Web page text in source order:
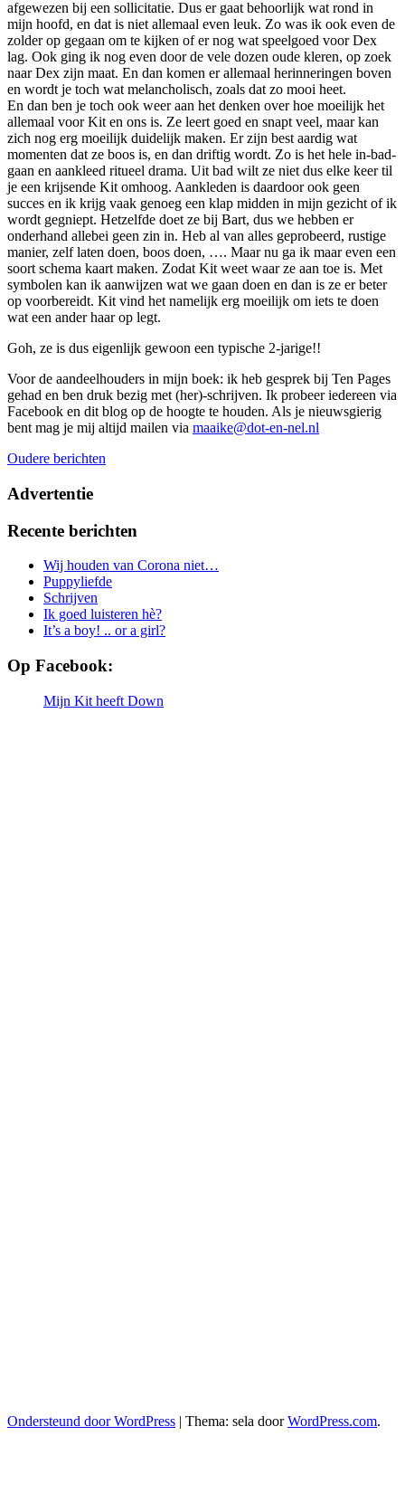
afgewezen bij een sollicitatie. Dus er gaat behoorlijk wat rond in
mijn hoofd, en dat is niet allemaal even leuk. Zo was ik ook even de
zolder op gegaan om te kijken of er nog wat speelgoed voor Dex
lag. Ook ging ik nog even door de vele dozen oude kleren, op zoek
naar Dex zijn maat. En dan komen er allemaal herinneringen boven
en wordt je toch wat melancholisch, zoals dat zo mooi heet.
En dan ben je toch ook weer aan het denken over hoe moeilijk het
allemaal voor Kit en ons is. Ze leert goed en snapt veel, maar kan
zich nog erg moeilijk duidelijk maken. Er zijn best aardig wat
momenten dat ze boos is, en dan driftig wordt. Zo is het hele in-bad-
gaan en aankleed ritueel drama. Uit bad wilt ze niet dus elke keer til
je een krijsende Kit omhoog. Aankleden is daardoor ook geen
succes en ik krijg vaak genoeg een klap midden in mijn gezicht of ik
wordt gegniept. Hetzelfde doet ze bij Bart, dus we hebben er
onderhand allebei geen zin in. Heb al van alles geprobeerd, rustige
manier, zelf laten doen, boos doen, …. Maar nu ga ik maar even een
soort schema kaart maken. Zodat Kit weet waar ze aan toe is. Met
symbolen kan ik aanwijzen wat we gaan doen en dan is ze er beter
op voorbereidt. Kit vind het namelijk erg moeilijk om iets te doen
wat een ander haar op legt.
Goh, ze is dus eigenlijk gewoon een typische 2-jarige!!
Voor de aandeelhouders in mijn boek: ik heb gesprek bij Ten Pages
gehad en ben druk bezig met (her)-schrijven. Ik probeer iedereen via
Facebook en dit blog op de hoogte te houden. Als je nieuwsgierig
bent mag je mij altijd mailen via maaike@dot-en-nel.nl
Berichtennavigatie
Oudere berichten
Advertentie
Recente berichten
Wij houden van Corona niet…
Puppyliefde
Schrijven
Ik goed luisteren hè?
It’s a boy! .. or a girl?
Op Facebook:
Mijn Kit heeft Down
Ondersteund door WordPress | Thema: sela doorWordPress.com.